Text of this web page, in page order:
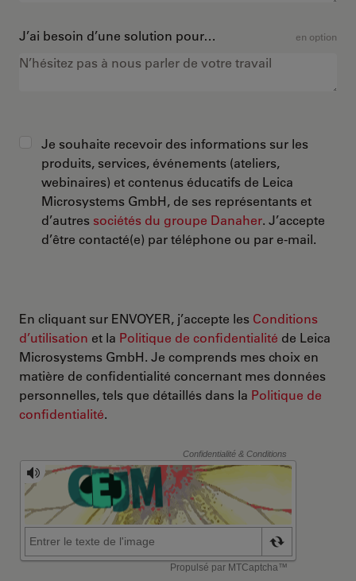
J’ai besoin d’une solution pour… en option
Je souhaite recevoir des informations sur les
produits, services, événements (ateliers,
webinaires) et contenus éducatifs de Leica
Microsystems GmbH, de ses représentants et
d’autres sociétés du groupe Danaher. J’accepte
d’être contacté(e) par téléphone ou par e-mail.
En cliquant sur ENVOYER, j’accepte les Conditions
d’utilisation et la Politique de confidentialité de Leica
Microsystems GmbH. Je comprends mes choix en
matière de confidentialité concernant mes données
personnelles, tels que détaillés dans la Politique de
confidentialité.